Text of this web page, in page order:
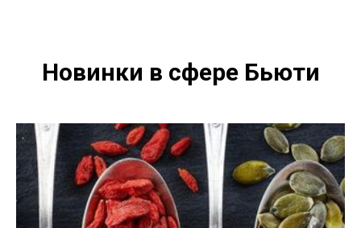
Новинки в сфере Бьюти